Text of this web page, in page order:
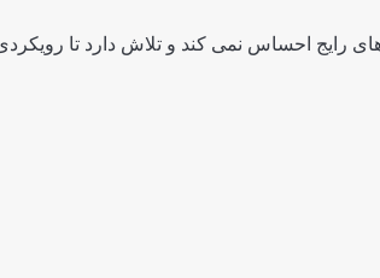
احساس نمی کند و تلاش دارد تا رویکردی